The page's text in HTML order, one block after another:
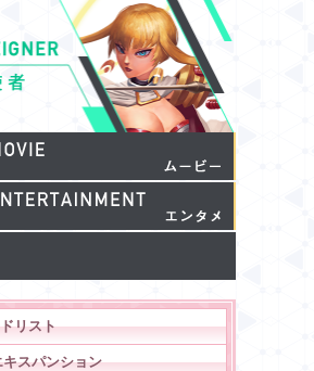
リスト
キスパンション